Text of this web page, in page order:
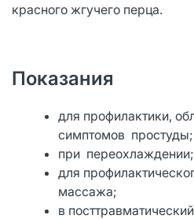
красного жгучего перца.
Показания
для профилактики,
симптомов простуды;
при переохлаждении;
для
массажа;
в